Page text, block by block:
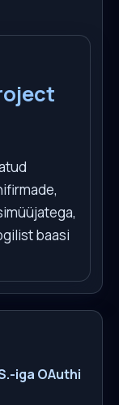
baasi
iga OAuthi